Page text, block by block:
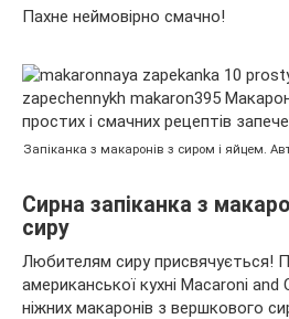
Пахне неймовірно смачно!
Запіканка з макаронів з сиром і яйцем.
Сирна запіканка з
сиру
Любителям сиру присвячується!
американської кухні Macaroni
ніжних макаронів з вершкового